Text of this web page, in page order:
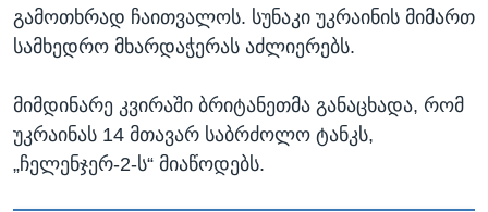
გამოთხრად ჩაითვალოს. სუნაკი უკრაინის მიმართ
სამხედრო მხარდაჭერას აძლიერებს.
მიმდინარე კვირაში ბრიტანეთმა განაცხადა, რომ
უკრაინას 14 მთავარ საბრძოლო ტანკს,
„ჩელენჯერ-2-ს“ მიაწოდებს.